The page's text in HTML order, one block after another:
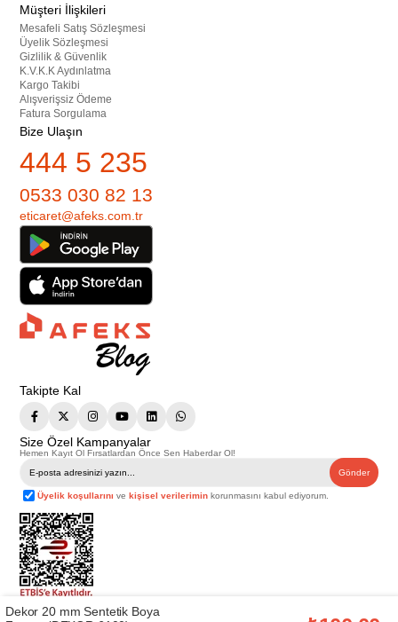
Müşteri İlişkileri
Mesafeli Satış Sözleşmesi
Üyelik Sözleşmesi
Gizlilik & Güvenlik
K.V.K.K Aydınlatma
Kargo Takibi
Alışverişsiz Ödeme
Fatura Sorgulama
Bize Ulaşın
444 5 235
0533 030 82 13
eticaret@afeks.com.tr
Takipte Kal
Size Özel Kampanyalar
Hemen Kayıt Ol Fırsatlardan Önce Sen Haberdar Ol!
Gönder
Üyelik koşullarını vekişisel verilerimin korunmasını kabul ediyorum.
Telif Hakkı © 2026Afeks Yapı Market . Tüm hakları saklıdır.
Dekor 20 mm Sentetik Boya